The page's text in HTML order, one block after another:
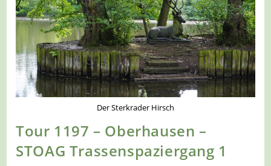
Der Sterkrader Hirsch
Tour 1197 – Oberhausen –
STOAG Trassenspaziergang 1